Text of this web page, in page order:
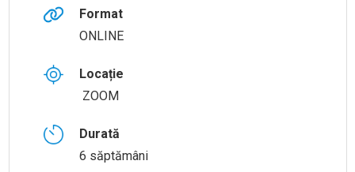
Format
ONLINE
Locație
ZOOM
Durată
6 săptămâni